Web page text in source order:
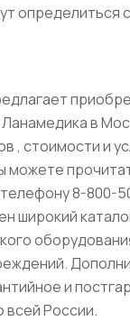
определиться
в
, стоимости и
можете
8-800-
широкий
и
всей России.